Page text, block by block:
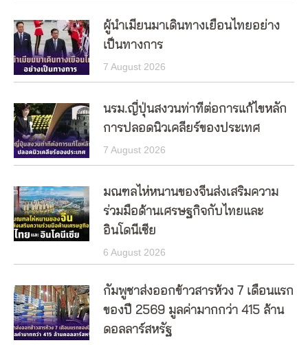
ผู้นำเมียนมาเดินทางเยือนไทยอย่าง
เป็นทางการ
7 August 2026
นรม.ญี่ปุ่นสงวนท่าทีต่อการแก้ไขหลัก
การปลอดนิวเคลียร์ของประเทศ
7 August 2026
มณฑลไห่หนานของจีนส่งเสริมความ
ร่วมมือด้านเศรษฐกิจกับไทยและ
อินโดนีเซีย
6 August 2026
กัมพูชาส่งออกข้าวสารห้วง 7 เดือนแรก
ของปี 2569 มูลค่ามากกว่า 415 ล้าน
ดอลลาร์สหรัฐ